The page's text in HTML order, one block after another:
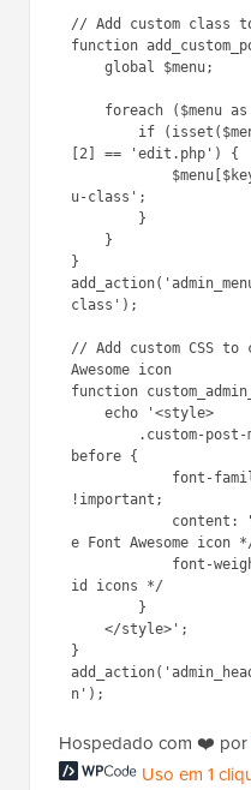
// Add custom class
function
[2] == 'edit.php') {
u-class';
}
class');
// Add custom CSS
Awesome icon
function
before {
!important;
e Font Awesome icon
id icons */
}
Hospedado com ❤️ por
Uso em 1